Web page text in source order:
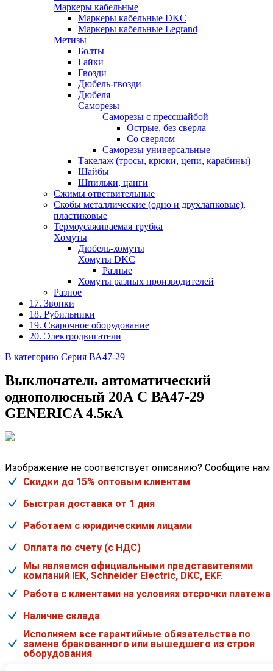
Маркеры кабельные
Маркеры кабельные DKC
Маркеры кабельные Legrand
Метизы
Болты
Гайки
Гвозди
Дюбель-гвозди
Дюбеля
Саморезы
Саморезы с прессшайбой
Острые, без сверла
Со сверлом
Саморезы универсальные
Такелаж (тросы, крюки, цепи, карабины)
Шайбы
Шпильки, цанги
Сжимы ответвительные
Скобы металлические (одно и двухлапковые),
пластиковые
Термоусаживаемая трубка
Хомуты
Дюбель-хомуты
Хомуты DKC
Разные
Хомуты разных производителей
Разное
17. Звонки
18. Рубильники
19. Сварочное оборудование
20. Электродвигатели
В категорию Серия ВА47-29
Выключатель автоматический
однополюсный 20А C ВА47-29
GENERICA 4.5кА
Изображение не соответствует описанию? Сообщите нам
Скидки до 15% оптовым клиентам
Быстрая доставка от 1 дня
Работаем с юридическими лицами
Оплата по счету (с НДС)
Мы являемся официальными представителями
компаний IEK, Schneider Electric, DKC, EKF.
Работа с клиентами на условиях отсрочки платежа
Наличие склада
Исполняем все гарантийные обязательства по
замене бракованного или вышедшего из строя
оборудования